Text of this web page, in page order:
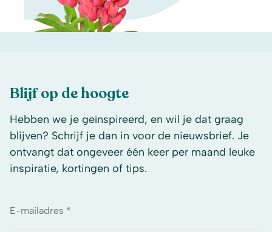
Blijf op de hoogte
Hebben we je geïnspireerd, en wil je dat graag
blijven? Schrijf je dan in voor de nieuwsbrief. Je
ontvangt dat ongeveer één keer per maand leuke
inspiratie, kortingen of tips.
E-mailadres *